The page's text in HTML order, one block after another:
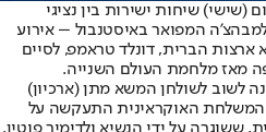
(שישי) שיחות ישירות בין נציגי
המפואר באיסטנבול – אירוע
הברית, דונלד טראמפ, לסיים
מאז מלחמת העולם השנייה.
לשוב לשולחן המשא מתן (ארכיון)
האוקראינית התעקשה על